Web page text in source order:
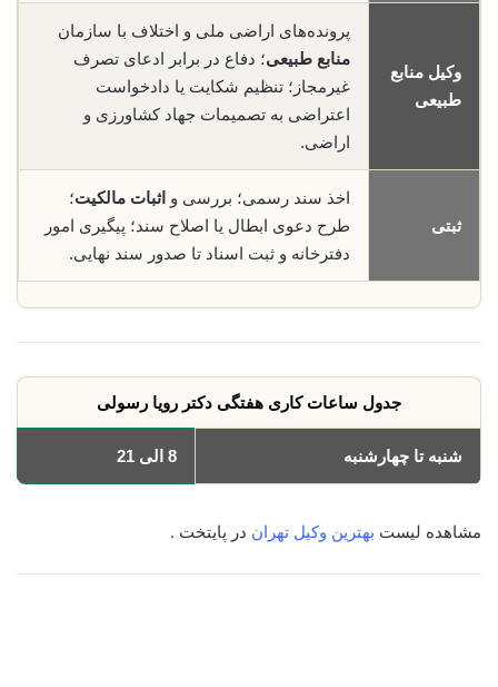
وکیل منابع
طبیعی
پرونده‌های اراضی ملی و اختلاف با سازمان
منابع طبیعی؛ دفاع در برابر ادعای تصرف
غیرمجاز؛ تنظیم شکایت یا دادخواست
اعتراضی به تصمیمات جهاد کشاورزی و
اراضی.
ثبتی
اخذ سند رسمی؛ بررسی و اثبات مالکیت؛
طرح دعوی ابطال یا اصلاح سند؛ پیگیری امور
دفترخانه و ثبت اسناد تا صدور سند نهایی.
جدول ساعات کاری هفتگی دکتر رویا رسولی
شنبه تا چهارشنبه 8 الی 21
مشاهده لیست بهترین وکیل تهران در پایتخت .